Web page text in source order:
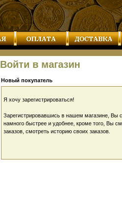
Войти в магазин
Новый покупатель
Я хочу зарегистрироваться!
Зарегистрировавшись в нашем магазине, Вы
намного быстрее и удобнее, кроме того, Вы
заказов, смотреть историю своих заказов.